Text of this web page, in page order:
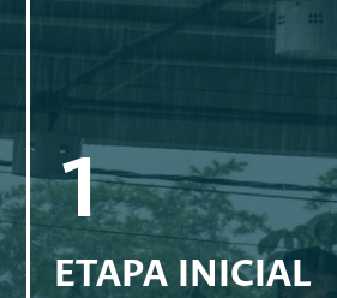
1
ETAPA INICIAL